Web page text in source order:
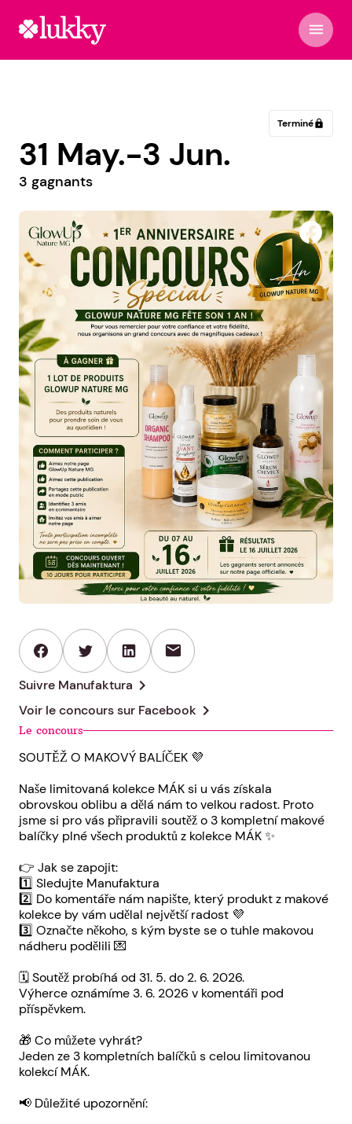
menu
Terminélock
31 May.-3 Jun.
3 gagnants
Manufaktura
mail
Suivre Manufaktura chevron_right
Voir le concours sur Facebook chevron_right
Le concours
SOUTĚŽ O MAKOVÝ BALÍČEK 💜
Naše limitovaná kolekce MÁK si u vás získala
obrovskou oblibu a dělá nám to velkou radost. Proto
jsme si pro vás připravili soutěž o 3 kompletní makové
balíčky plné všech produktů z kolekce MÁK ✨
👉 Jak se zapojit:
1️⃣ Sledujte Manufaktura
2️⃣ Do komentáře nám napište, který produkt z makové
kolekce by vám udělal největší radost 💜
3️⃣ Označte někoho, s kým byste se o tuhle makovou
nádheru podělili 💌
🗓️ Soutěž probíhá od 31. 5. do 2. 6. 2026.
Výherce oznámíme 3. 6. 2026 v komentáři pod
příspěvkem.
🎁 Co můžete vyhrát?
Jeden ze 3 kompletních balíčků s celou limitovanou
kolekcí MÁK.
📢 Důležité upozornění: